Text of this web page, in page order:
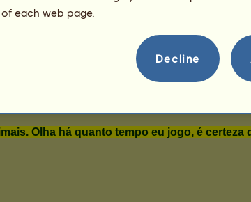
each web page.
Decline